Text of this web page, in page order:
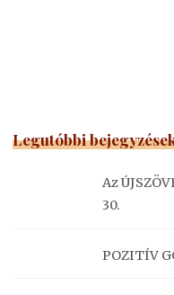
Legutóbbi
Az
30.
POZITÍV